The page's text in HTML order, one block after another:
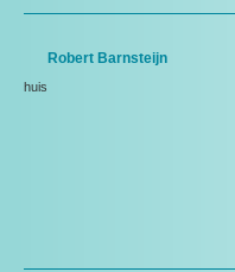
Robert Barnsteijn
huis